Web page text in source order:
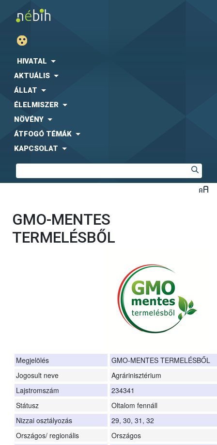
HIVATAL
AKTUÁLIS
ÁLLAT
ÉLELMISZER
NÖVÉNY
ÁTFOGÓ TÉMÁK
KAPCSOLAT
GMO-MENTES
TERMELÉSBŐL
Megjelölés
GMO-MENTES TERMELÉSBŐL
Jogosult neve
Agrárinisztérium
Lajstromszám
234341
Státusz
Oltalom fennáll
Nizzai osztályozás
29, 30, 31, 32
Országos/ regionális
Országos